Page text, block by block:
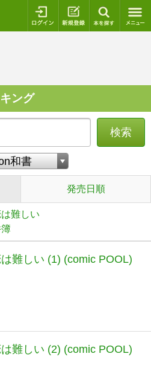
ログイン 新規登録
ング
検索
発売日順
難しい
難しい (1) (comic POOL)
難しい (2) (comic POOL)